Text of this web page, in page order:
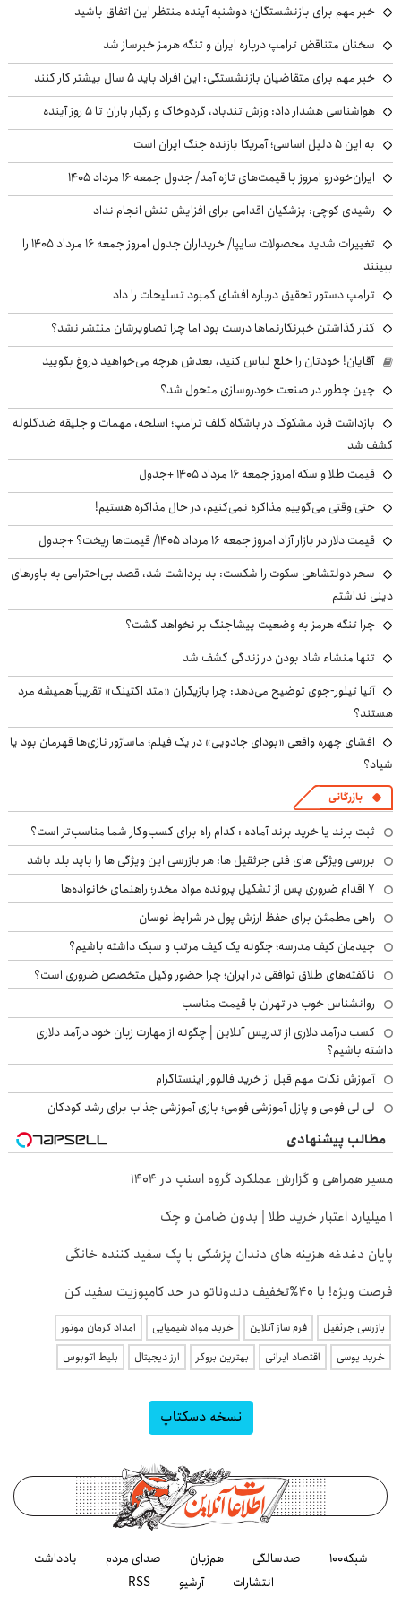
خبر مهم برای بازنشستگان؛ دوشنبه آینده منتظر این اتفاق باشید
سخنان متناقض ترامپ درباره ایران و تنگه هرمز خبرساز شد
خبر مهم برای متقاضیان بازنشستگی: این افراد باید ۵ سال بیشتر کار کنند
هواشناسی هشدار داد: وزش تندباد، گردوخاک و رگبار باران تا ۵ روز آینده
به این ۵ دلیل اساسی؛ آمریکا بازنده جنگ ایران است
ایران‌خودرو امروز با قیمت‌های تازه آمد/ جدول جمعه ۱۶ مرداد ۱۴۰۵
رشیدی کوچی: پزشکیان اقدامی برای افزایش تنش انجام نداد
تغییرات شدید محصولات سایپا/ خریداران جدول امروز جمعه ۱۶ مرداد ۱۴۰۵ را
ببینند
ترامپ دستور تحقیق درباره افشای کمبود تسلیحات را داد
کنار گذاشتن خبرنگارنماها درست بود اما چرا تصاویرشان منتشر نشد؟
آقایان! خودتان را خلع لباس کنید، بعدش هرچه می‌خواهید دروغ بگویید
چین چطور در صنعت خودروسازی متحول شد؟
بازداشت فرد مشکوک در باشگاه گلف ترامپ؛ اسلحه، مهمات و جلیقه ضدگلوله
کشف شد
قیمت طلا و سکه امروز جمعه ۱۶ مرداد ۱۴۰۵ +جدول
حتی وقتی می‌گوییم مذاکره نمی‌کنیم، در حال مذاکره هستیم!
قیمت دلار در بازار آزاد امروز جمعه ۱۶ مرداد ۱۴۰۵/ قیمت‌ها ریخت؟ +جدول
سحر دولتشاهی سکوت را شکست: بد برداشت شد، قصد بی‌احترامی به باورهای
دینی نداشتم
چرا تنگه هرمز به وضعیت پیشاجنگ بر نخواهد گشت؟
تنها منشاء شاد بودن در زندگی کشف شد
آنیا تیلور-جوی توضیح می‌دهد: چرا بازیگران «متد اکتینگ» تقریباً همیشه مرد
هستند؟
افشای چهره واقعی «بودای جادویی» در یک فیلم؛ ماساژور نازی‌ها قهرمان بود یا
شیاد؟
بازرگانی
ثبت برند یا خرید برند آماده : کدام راه برای کسب‌وکار شما مناسب‌تر است؟
بررسی ویژگی های فنی جرثقیل ها: هر بازرسی این ویژگی ها را باید بلد باشد
۷ اقدام ضروری پس از تشکیل پرونده مواد مخدر؛ راهنمای خانواده‌ها
راهی مطمئن برای حفظ ارزش پول در شرایط نوسان
چیدمان کیف مدرسه؛ چگونه یک کیف مرتب و سبک داشته باشیم؟
ناگفته‌های طلاق توافقی در ایران؛ چرا حضور وکیل متخصص ضروری است؟
روانشناس خوب در تهران با قیمت مناسب
کسب درآمد دلاری از تدریس آنلاین | چگونه از مهارت زبان خود درآمد دلاری
داشته باشیم؟
آموزش نکات مهم قبل از خرید فالوور اینستاگرام
لی لی فومی و پازل آموزشی فومی؛ بازی آموزشی جذاب برای رشد کودکان
مطالب پیشنهادی
مسیر همراهی و گزارش عملکرد گروه اسنپ در ۱۴۰۴
۱ میلیارد اعتبار خرید طلا | بدون ضامن و چک
پایان دغدغه هزینه های دندان پزشکی با پک سفید کننده خانگی
فرصت ویژه! با 40٪تخفیف دندوناتو در حد کامپوزیت سفید کن
بازرسی جرثقیل فرم ساز آنلاین خرید مواد شیمیایی
امداد کرمان موتور
خرید یوسی
اقتصاد ایرانی بهترین بروکر ارز دیجیتال بلیط اتوبوس
نسخه دسکتاپ
شبکه۱۰۰ صدسالگی هم‌زبان صدای مردم
یادداشت
انتشارات
آرشیو RSS